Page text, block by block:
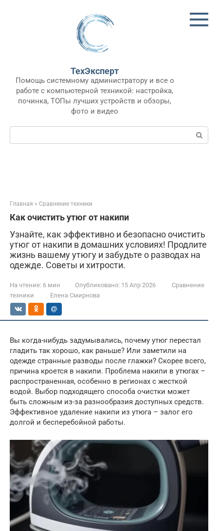
ТехЭксперт
Помощь системному администратору и все о
работе с компьютерной техникой: настройка,
починка, ТОПы лучших устройств и обзоры,
фото и видео
Поиск:
Главная » Сравнение техники
Как очистить утюг от накипи
Узнайте, как эффективно и безопасно очистить
утюг от накипи в домашних условиях! Продлите
жизнь вашему утюгу и забудьте о разводах на
одежде. Советы и хитрости.
На чтение: 6 мин Опубликовано: 15 Апр 2026
Сравнение
техники
Елена Смирнова
Вы когда-нибудь задумывались, почему утюг перестал
гладить так хорошо, как раньше? Или заметили на
одежде странные разводы после глажки? Скорее всего,
причина кроется в накипи. Проблема накипи в утюгах –
распространенная, особенно в регионах с жесткой
водой. Выбор подходящего способа очистки может
быть сложным из-за разнообразия доступных средств.
Эффективное удаление накипи из утюга – залог его
долгой и бесперебойной работы.